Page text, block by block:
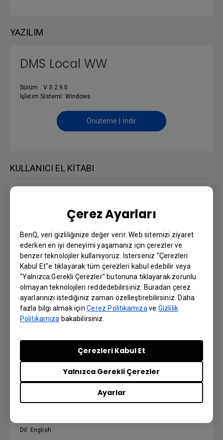
Çerez Ayarları
BenQ, veri gizliliğinize değer verir. Web sitemizi ziyaret
ederken en iyi deneyimi yaşamanız için çerezler ve
benzer teknolojiler kullanıyoruz. İsterseniz "Çerezleri
Kabul Et"e tıklayarak tüm çerezleri kabul edebilir veya
"Yalnızca Gerekli Çerezler" butonuna tıklayarak zorunlu
olmayan teknolojileri reddedebilirsiniz. Buradan çerez
ayarlarınızı istediğiniz zaman özelleştirebilirsiniz. Daha
fazla bilgi almak içinÇerez Politikamıza veGizlilik
Politikamıza bakabilirsiniz.
Ayarlar
Yalnızca Gerekli Çerezler
Çerezleri Kabul Et
YAZILIM
DMS Local WW
Sürüm : V 3.2.9.0
İşletim Sistemi: Windows
Önizleme | İndir
KULLANICI EL KITABI
Önizleme | İndir
Installation Guide
Önizleme | İndir
User Manual
Dil: English